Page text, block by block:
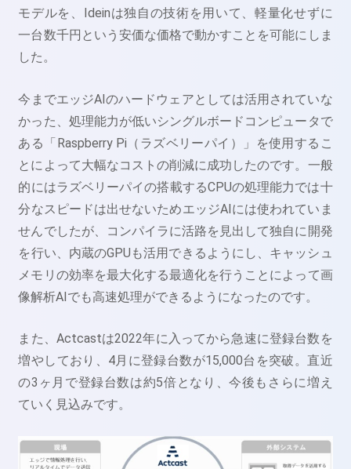
モデルを、Ideinは独自の技術を用いて、軽量化せずに
一台数千円という安価な価格で動かすことを可能にしま
した。
今までエッジAIのハードウェアとしては活用されていな
かった、処理能力が低いシングルボードコンピュータで
ある「Raspberry Pi（ラズベリーパイ）」を使用するこ
とによって大幅なコストの削減に成功したのです。一般
的にはラズベリーパイの搭載するCPUの処理能力では十
分なスピードは出せないためエッジAIには使われていま
せんでしたが、コンパイラに活路を見出して独自に開発
を行い、内蔵のGPUも活用できるようにし、キャッシュ
メモリの効率を最大化する最適化を行うことによって画
像解析AIでも高速処理ができるようになったのです。
また、Actcastは2022年に入ってから急速に登録台数を
増やしており、4月に登録台数が15,000台を突破。直近
の3ヶ月で登録台数は約5倍となり、今後もさらに増え
ていく見込みです。